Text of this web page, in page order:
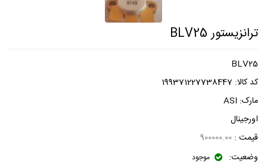
ترانزیستور BLV25
BLV25
کد کالا: 199371227738447
مارک: ASI
اورجینال
قیمت : 900000.00
وضعیت:
موجود